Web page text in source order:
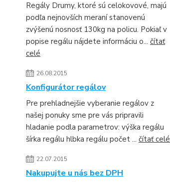
Regály Drumy, ktoré sú celokovové, majú
podľa nejnovších meraní stanovenú
zvýšenú nosnosť 130kg na policu. Pokiaľ v
popise regálu nájdete informáciu o... čítať
celé
26.08.2015
Konfigurátor regálov
Pre prehladnejšie vyberanie regálov z
našej ponuky sme pre vás pripravili
hladanie podla parametrov: výška regálu
šírka regálu hlbka regálu počet ... čítať celé
22.07.2015
Nakupujte u nás bez DPH